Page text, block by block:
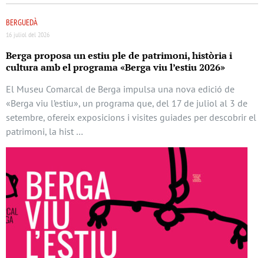
BERGUEDÀ
16 juliol del 2026
Berga proposa un estiu ple de patrimoni, història i
cultura amb el programa «Berga viu l’estiu 2026»
El Museu Comarcal de Berga impulsa una nova edició de
«Berga viu l’estiu», un programa que, del 17 de juliol al 3 de
setembre, ofereix exposicions i visites guiades per descobrir el
patrimoni, la hist …